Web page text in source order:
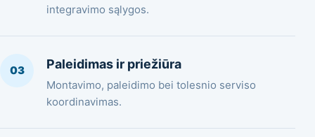
integravimo sąlygos.
03 Paleidimas ir priežiūra
Montavimo, paleidimo bei tolesnio serviso
koordinavimas.